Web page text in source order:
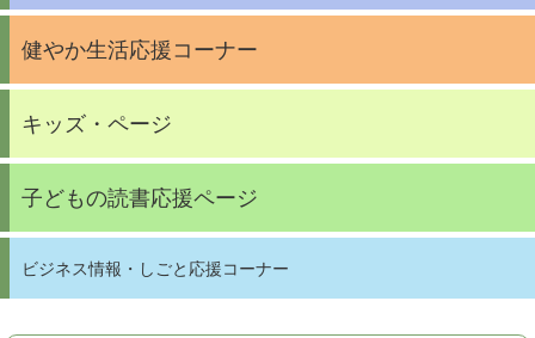
健やか生活応援コーナー
キッズ・ページ
子どもの読書応援ページ
ビジネス情報・しごと応援コーナー